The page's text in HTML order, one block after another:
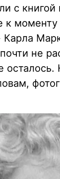
с
к
Карла
не